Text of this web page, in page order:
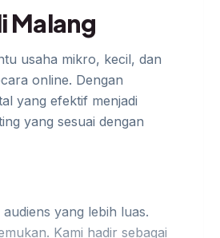
Malang
usaha mikro, kecil, dan
online. Dengan
yang efektif menjadi
yang sesuai dengan
yang lebih luas.
Kami hadir sebagai